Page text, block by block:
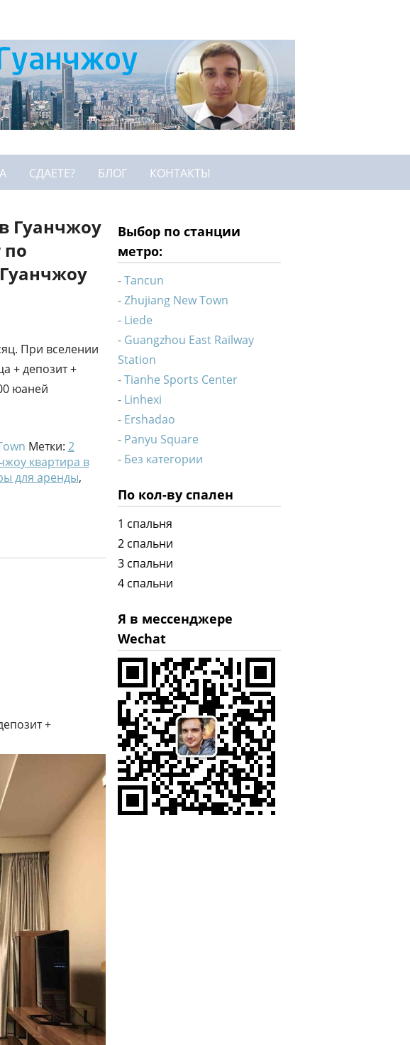
СДАЕТЕ? БЛОГ КОНТАКТЫ
Гуанчжоу
по
При вселении
+ депозит +
юаней
Метки: 2
квартира в
для аренды,
+
Выбор по станции
метро:
Tancun
Zhujiang New Town
Liede
Guangzhou East Railway
Station
Tianhe Sports Center
Linhexi
Ershadao
Panyu Square
Без категории
По кол-ву спален
1 спальня
2 спальни
3 спальни
4 спальни
Я в мессенджере
Wechat